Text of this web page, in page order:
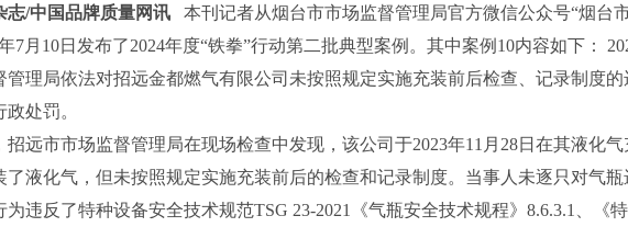
/中国品牌质量网讯 本刊记者从烟台市市场监督管理局官方微信公众号“烟台
7月10日发布了2024年度“铁拳”行动第二批典型案例。其中案例10内容如下：
管理局依法对招远金都燃气有限公司未按照规定实施充装前后检查、记录制度的
处罚。
招远市市场监督管理局在现场检查中发现，该公司于2023年11月28日在其液化
了液化气，但未按照规定实施充装前后的检查和记录制度。当事人未逐只对气瓶
违反了特种设备安全技术规范TSG 23-2021《气瓶安全技术规程》8.6.3.1、《